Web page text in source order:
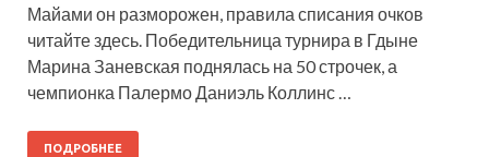
Майами он разморожен, правила списания очков
читайте здесь. Победительница турнира в Гдыне
Марина Заневская поднялась на 50 строчек, а
чемпионка Палермо Даниэль Коллинс …
ПОДРОБНЕЕ